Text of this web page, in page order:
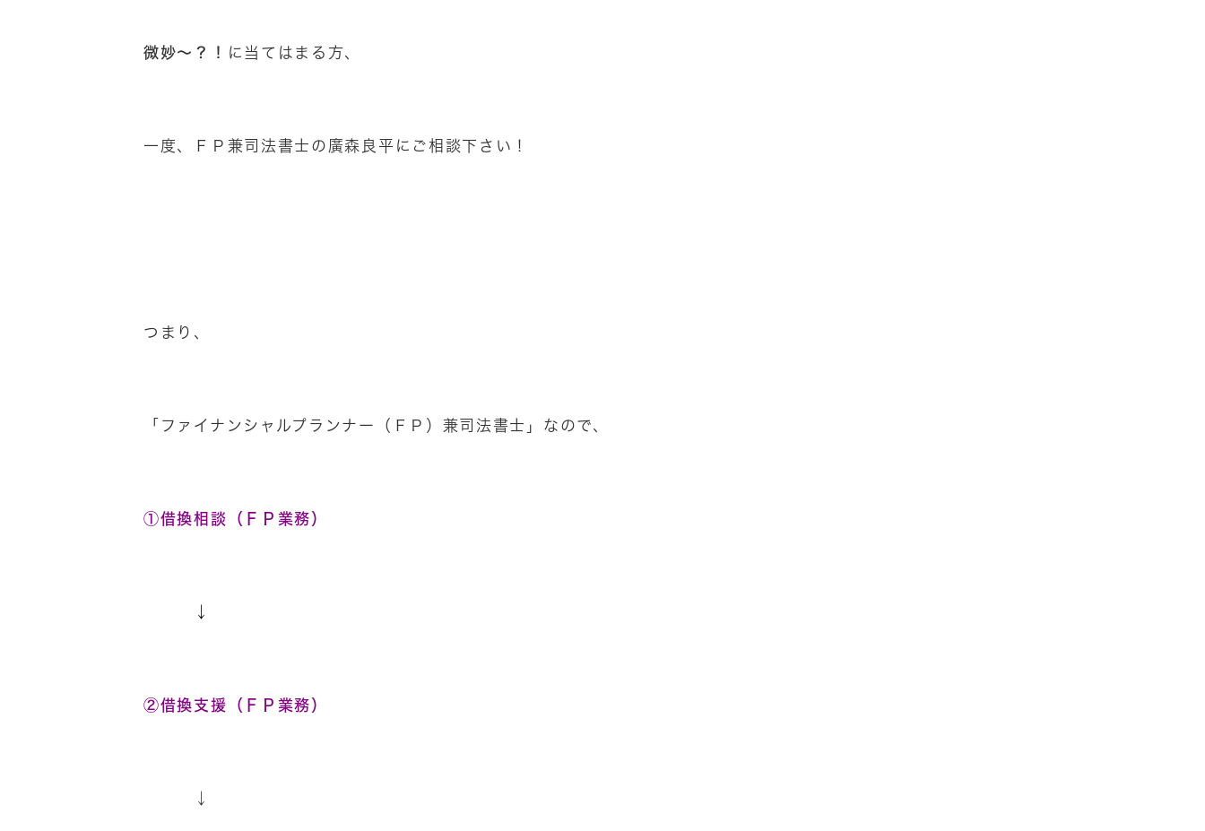
微妙～？！ に当てはまる方、
一度、ＦＰ兼司法書士の廣森良平にご相談下さい！
つまり、
「ファイナンシャルプランナー（ＦＰ）兼司法書士」なので、
①借換相談（ＦＰ業務）
↓
②借換支援（ＦＰ業務）
↓